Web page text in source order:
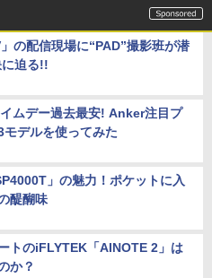
」の配信現場に“PAD”撮影班が潜
に迫る!!
ムデー過去最安! Anker注目プ
モデルを使ってみた
」の魅力！ポケットに入
醍醐味
トのiFLYTEK「AINOTE 2」は
か？